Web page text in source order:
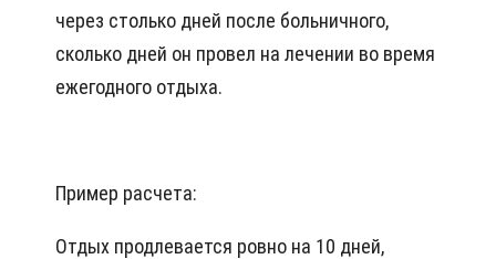
через столько дней после больничного,
сколько дней он провел на лечении во время
ежегодного отдыха.
Пример расчета:
Отдых продлевается ровно на 10 дней,